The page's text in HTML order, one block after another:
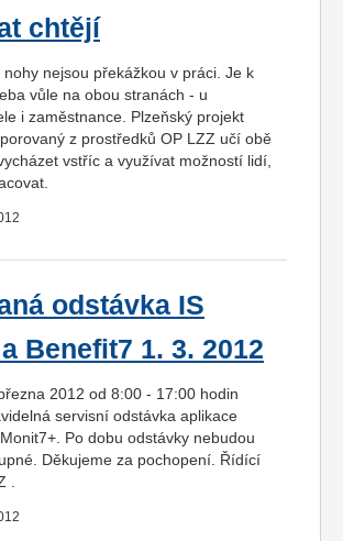
chtějí
nejsou překážkou v práci. Je k
vůle na obou stranách - u
i zaměstnance. Plzeňský projekt
z prostředků OP LZZ učí obě
vstříc a využívat možností lidí,
odstávka IS
Benefit7 1. 3. 2012
2012 od 8:00 - 17:00 hodin
servisní odstávka aplikace
Po dobu odstávky nebudou
Děkujeme za pochopení. Řídící
.